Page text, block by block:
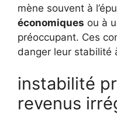
mène souvent à
économiques ou à
préoccupant. Ces
danger leur stabilité
instabilité
revenus